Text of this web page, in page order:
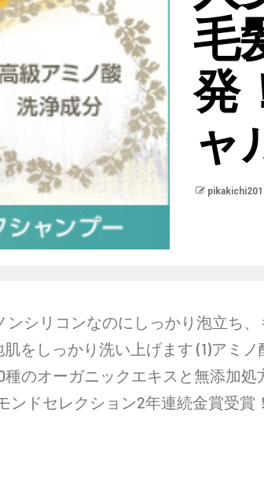
毛
発
ャ
ンシリコンなのにしっかり泡立ち
をしっかり洗い上げます (1)アミ
のオーガニックエキスと無添加処
ンドセレクション2年連続金賞受賞